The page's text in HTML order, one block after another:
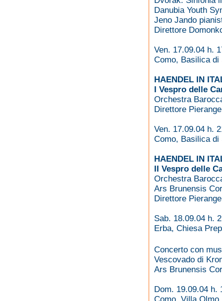
Danubia Youth
Jeno Jando
Direttore
Ven. 17.09.04 h.
Como, Basilica di
HAENDEL IN
I Vespro delle
Orchestra
Direttore
Ven. 17.09.04 h.
Como, Basilica di
HAENDEL IN
II Vespro delle
Orchestra
Ars Brunensis
Direttore
Sab. 18.09.04 h.
Erba, Chiesa
Concerto con
Vescovado di
Ars Brunensis
Dom. 19.09.04 h.